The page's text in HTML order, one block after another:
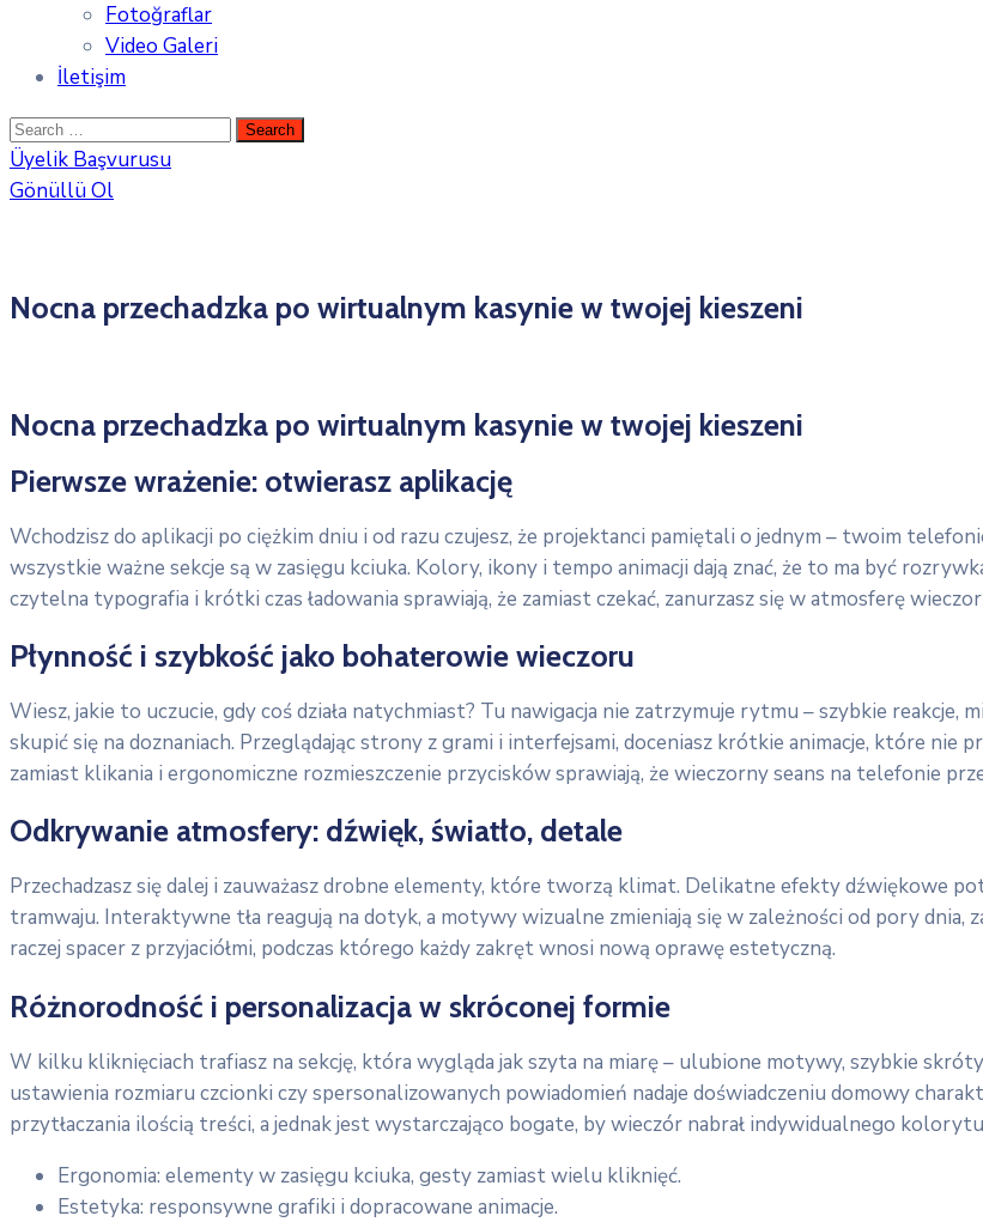
Fotoğraflar
Video Galeri
İletişim
Üyelik Başvurusu
Gönüllü Ol
Nocna przechadzka po wirtualnym kasynie w twojej kieszeni
Nocna przechadzka po wirtualnym kasynie w twojej kieszeni
Pierwsze wrażenie: otwierasz aplikację
Wchodzisz do aplikacji po ciężkim dniu i od razu czujesz, że projektanci pamiętali o jednym – twoim
wszystkie ważne sekcje są w zasięgu kciuka. Kolory, ikony i tempo animacji dają znać, że to ma być
czytelna typografia i krótki czas ładowania sprawiają, że zamiast czekać, zanurzasz się w atmosferę
Płynność i szybkość jako bohaterowie wieczoru
Wiesz, jakie to uczucie, gdy coś działa natychmiast? Tu nawigacja nie zatrzymuje rytmu – szybkie
skupić się na doznaniach. Przeglądając strony z grami i interfejsami, doceniasz krótkie animacje, które nie
zamiast klikania i ergonomiczne rozmieszczenie przycisków sprawiają, że wieczorny seans na telefonie
Odkrywanie atmosfery: dźwięk, światło, detale
Przechadzasz się dalej i zauważasz drobne elementy, które tworzą klimat. Delikatne efekty dźwiękowe
tramwaju. Interaktywne tła reagują na dotyk, a motywy wizualne zmieniają się w zależności od pory dnia,
raczej spacer z przyjaciółmi, podczas którego każdy zakręt wnosi nową oprawę estetyczną.
Różnorodność i personalizacja w skróconej formie
W kilku kliknięciach trafiasz na sekcję, która wygląda jak szyta na miarę – ulubione motywy, szybkie
ustawienia rozmiaru czcionki czy spersonalizowanych powiadomień nadaje doświadczeniu domowy
przytłaczania ilością treści, a jednak jest wystarczająco bogate, by wieczór nabrał indywidualnego
Ergonomia: elementy w zasięgu kciuka, gesty zamiast wielu kliknięć.
Estetyka: responsywne grafiki i dopracowane animacje.